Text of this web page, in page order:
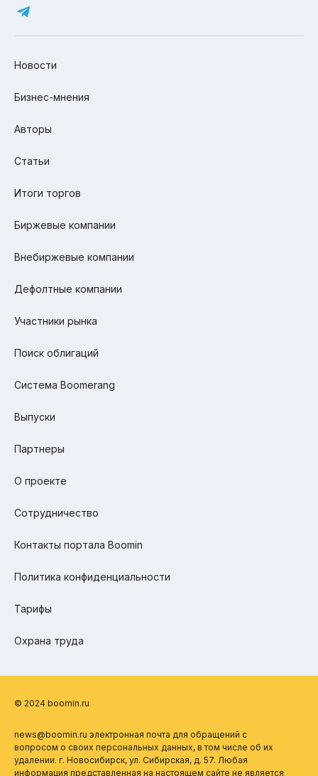
Новости
Бизнес-мнения
Авторы
Статьи
Итоги торгов
Биржевые компании
Внебиржевые компании
Дефолтные компании
Участники рынка
Поиск облигаций
Система Boomerang
Выпуски
Партнеры
О проекте
Сотрудничество
Контакты портала Boomin
Политика конфиденциальности
Тарифы
Охрана труда
© 2024 boomin.ru
news@boomin.ru электронная почта для обращений с
вопросом о своих персональных данных, в том числе об их
удалении. г. Новосибирск, ул. Сибирская, д. 57. Любая
информация представленная на настоящем сайте не является